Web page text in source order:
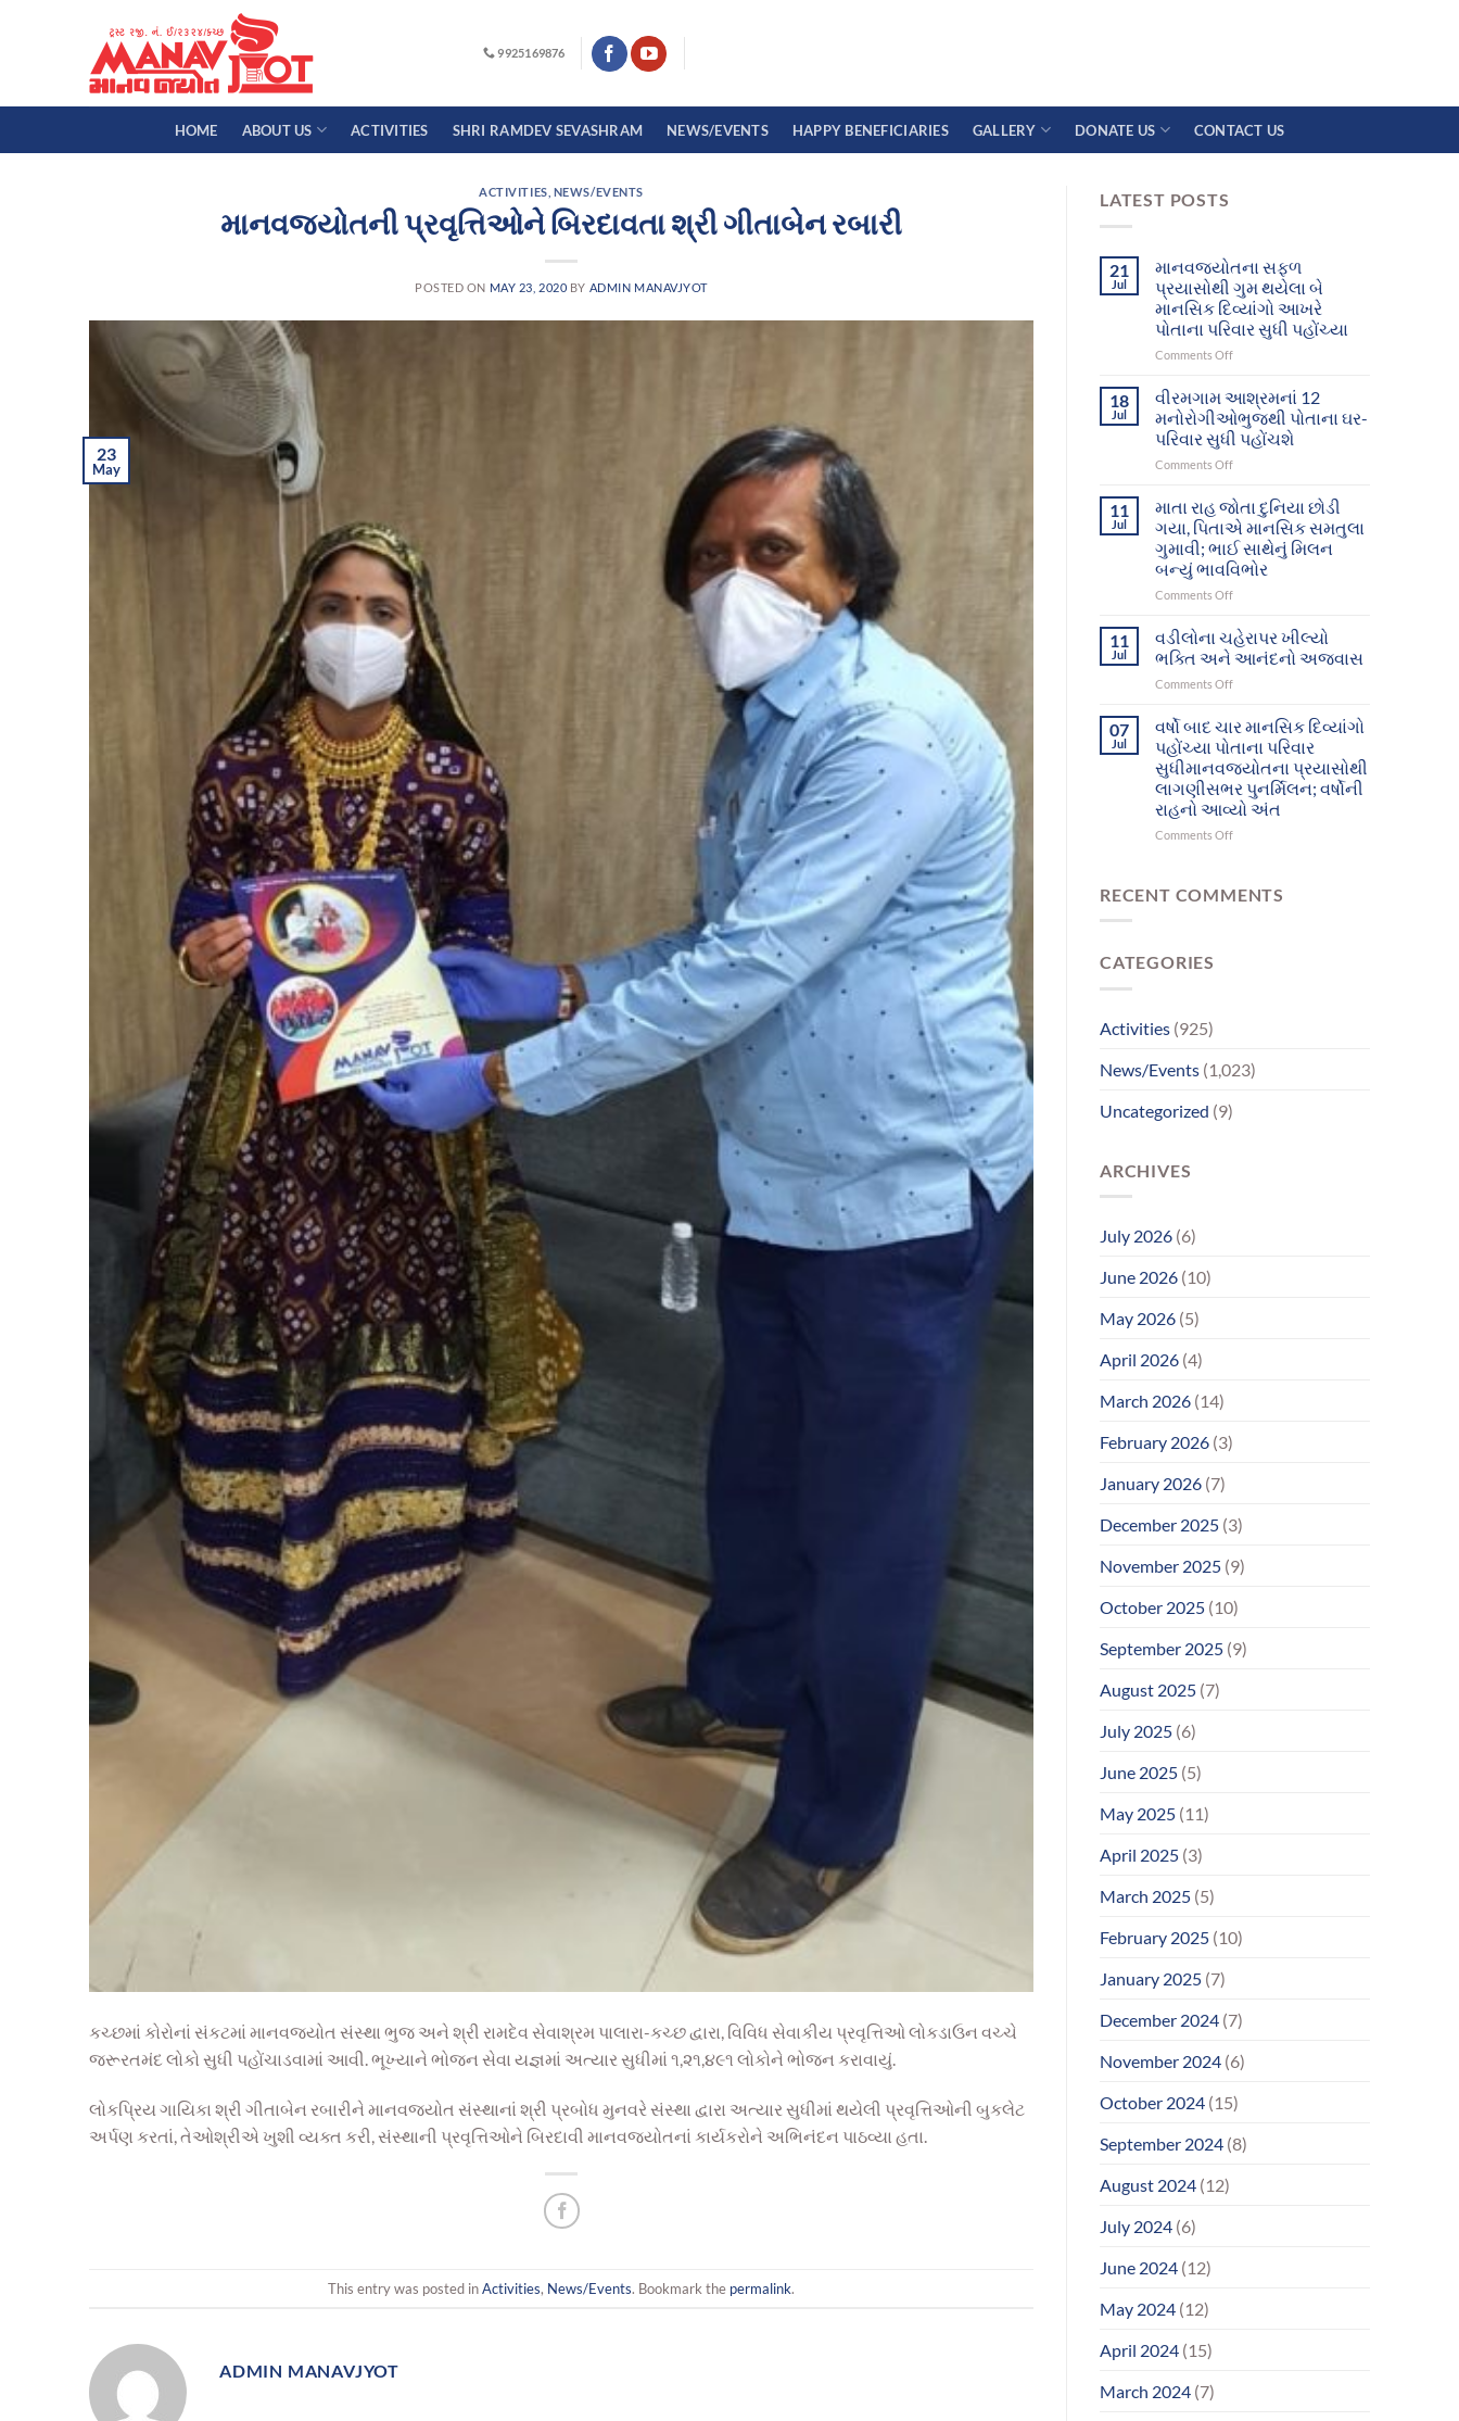
9925169876
HOME ABOUT US ACTIVITIES SHRI RAMDEV SEVASHRAM NEWS/EVENTS HAPPY BENEFICIARIES GALLERY DONATE US CONTACT US
ACTIVITIES NEWS/EVENTS
માનવજ્યોતની પ્રવૃત્તિઓને બિરદાવતા શ્રી ગીતાબેન રબારી
POSTED ON MAY 23, 2020 BY ADMIN MANAVJYOT
23
May
કચ્છમાં કોરોનાં સંકટમાં માનવજ્યોત સંસ્થા ભુજ અને શ્રી રામદેવ સેવાશ્રમ પાલારા-કચ્છ દ્વારા, વિવિધ સેવાકીય પ્રવૃત્તિઓ લોકડાઉન વચ્ચે
જરૂરતમંદ લોકો સુધી પહોંચાડવામાં આવી. ભૂખ્યાને ભોજન સેવા યજ્ઞમાં અત્યાર સુધીમાં ૧,૨૧,૪૯૧ લોકોને ભોજન કરાવાયું.
લોકપ્રિય ગાયિકા શ્રી ગીતાબેન રબારીને માનવજ્યોત સંસ્થાનાં શ્રી પ્રબોધ મુનવરે સંસ્થા દ્વારા અત્યાર સુધીમાં થયેલી પ્રવૃત્તિઓની બુકલેટ
અર્પણ કરતાં, તેઓશ્રીએ ખુશી વ્યક્ત કરી, સંસ્થાની પ્રવૃત્તિઓને બિરદાવી માનવજ્યોતનાં કાર્યકરોને અભિનંદન પાઠવ્યા હતા.
This entry was posted inActivities, News/Events. Bookmark the permalink.
ADMIN MANAVJYOT
LATEST POSTS
21
Jul
માનવજ્યોતના સફળ
પ્રયાસોથી ગુમ થયેલા બે
માનસિક દિવ્યાંગો આખરે
પોતાના પરિવાર સુધી પહોંચ્યા
Comments Offon
પ્રયાસોથી
ગુમ
થયેલા
બે
દિવ્યાંગો
આખરે
પોતાના
પરિવાર
સુધી
પહોંચ્યા
18
Jul
વીરમગામ આશ્રમનાં 12
મનોરોગીઓભુજથી પોતાના ઘર-
પરિવાર સુધી પહોંચશે
Comments Offon
આશ્રમનાં
12
મનોરોગીઓભુજથી
પોતાના
ઘર-
પરિવાર
પહોંચશે
11
Jul
માતા રાહ જોતા દુનિયા છોડી
ગયા, પિતાએ માનસિક સમતુલા
ગુમાવી; ભાઈ સાથેનું મિલન
બન્યું ભાવવિભોર
Comments Offon
રાહ
જોતા
દુનિયા
છોડી
પિતાએ
માનસિક
સમતુલા
ગુમાવી;
ભાઈ
સાથેનું
મિલન
11
Jul
વડીલોના ચહેરાપર ખીલ્યો
ભક્તિ અને આનંદનો અજવાસ
Comments Offon
ખીલ્યો
ભક્તિ
અને
આનંદનો
અજવાસ
07
Jul
વર્ષો બાદ ચાર માનસિક દિવ્યાંગો
પહોંચ્યા પોતાના પરિવાર
સુધીમાનવજ્યોતના પ્રયાસોથી
લાગણીસભર પુનર્મિલન; વર્ષોની
રાહનો આવ્યો અંત
Comments Offon
ચાર
વર્ષોની
RECENT COMMENTS
CATEGORIES
Activities (925)
News/Events (1,023)
Uncategorized (9)
ARCHIVES
July 2026 (6)
June 2026 (10)
May 2026 (5)
April 2026 (4)
March 2026 (14)
February 2026 (3)
January 2026 (7)
December 2025 (3)
November 2025 (9)
October 2025 (10)
September 2025 (9)
August 2025 (7)
July 2025 (6)
June 2025 (5)
May 2025 (11)
April 2025 (3)
March 2025 (5)
February 2025 (10)
January 2025 (7)
December 2024 (7)
November 2024 (6)
October 2024 (15)
September 2024 (8)
August 2024 (12)
July 2024 (6)
June 2024 (12)
May 2024 (12)
April 2024 (15)
March 2024 (7)